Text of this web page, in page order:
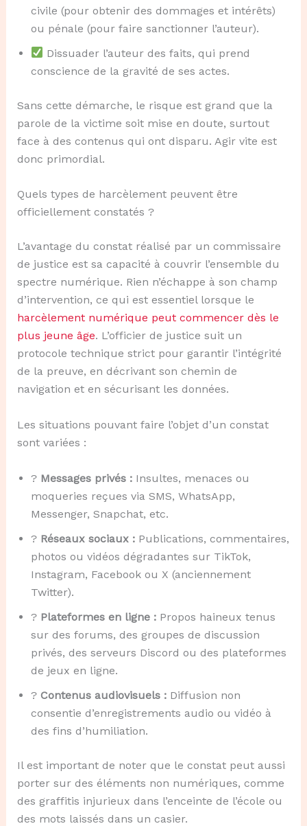
civile (pour obtenir des dommages et intérêts)
ou pénale (pour faire sanctionner l’auteur).
Dissuader l’auteur des faits, qui prend
conscience de la gravité de ses actes.
Sans cette démarche, le risque est grand que la
parole de la victime soit mise en doute, surtout
face à des contenus qui ont disparu. Agir vite est
donc primordial.
Quels types de harcèlement peuvent être
officiellement constatés ?
L’avantage du constat réalisé par un commissaire
de justice est sa capacité à couvrir l’ensemble du
spectre numérique. Rien n’échappe à son champ
d’intervention, ce qui est essentiel lorsque le
harcèlement numérique peut commencer dès le
plus jeune âge. L’officier de justice suit un
protocole technique strict pour garantir l’intégrité
de la preuve, en décrivant son chemin de
navigation et en sécurisant les données.
Les situations pouvant faire l’objet d’un constat
sont variées :
? Messages privés :Insultes, menaces ou
moqueries reçues via SMS, WhatsApp,
Messenger, Snapchat, etc.
? Réseaux sociaux :Publications, commentaires,
photos ou vidéos dégradantes sur TikTok,
Instagram, Facebook ou X (anciennement
Twitter).
? Plateformes en ligne :Propos haineux tenus
sur des forums, des groupes de discussion
privés, des serveurs Discord ou des plateformes
de jeux en ligne.
? Contenus audiovisuels :Diffusion non
consentie d’enregistrements audio ou vidéo à
des fins d’humiliation.
Il est important de noter que le constat peut aussi
porter sur des éléments non numériques, comme
des graffitis injurieux dans l’enceinte de l’école ou
des mots laissés dans un casier.